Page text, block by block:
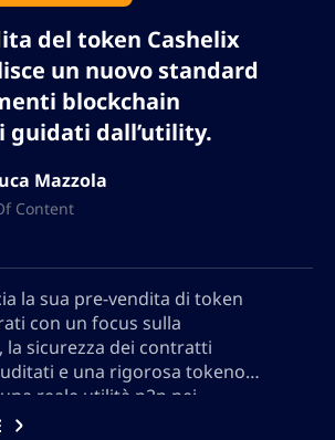
del token Cashelix
un nuovo standard
blockchain
guidati dall’utility.
Mazzola
Content
la sua pre-vendita di token
con un focus sulla
la sicurezza dei contratti
e una rigorosa tokenomia
reale utilità p2p nei
Scopri come casx